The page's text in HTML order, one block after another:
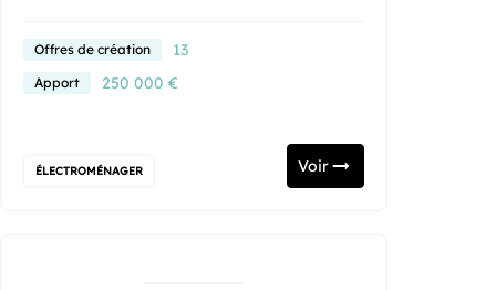
Offres de création 13
Apport 250 000 €
ÉLECTROMÉNAGER Voir